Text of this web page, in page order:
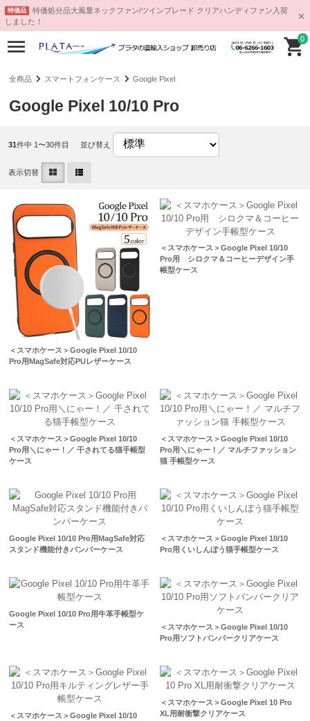
特価品
特価処分品大風量ネックファン/ツインブレード クリアハンディファン入荷
しました！
0
全商品 スマートフォンケース Google Pixel
Google Pixel 10/10 Pro
31件中 1〜30件目 並び替え
表示切替
＜スマホケース＞Google Pixel 10/10
Pro用MagSafe対応PUレザーケース
＜スマホケース＞Google Pixel 10/10
Pro用 シロクマ＆コーヒーデザイン手
帳型ケース
＜スマホケース＞Google Pixel 10/10
Pro用＼にゃー！／ 干されてる猫手帳型
ケース
＜スマホケース＞Google Pixel 10/10
Pro用＼にゃー！／ マルチファッション
猫 手帳型ケース
Google Pixel 10/10 Pro用MagSafe対応
スタンド機能付きバンパーケース
＜スマホケース＞Google Pixel 10/10
Pro用くいしんぼう猫手帳型ケース
Google Pixel 10/10 Pro用牛革手帳型ケ
ース
＜スマホケース＞Google Pixel 10/10
Pro用ソフトバンパークリアケース
＜スマホケース＞Google Pixel 10/10
＜スマホケース＞Google Pixel 10 Pro
XL用耐衝撃クリアケース